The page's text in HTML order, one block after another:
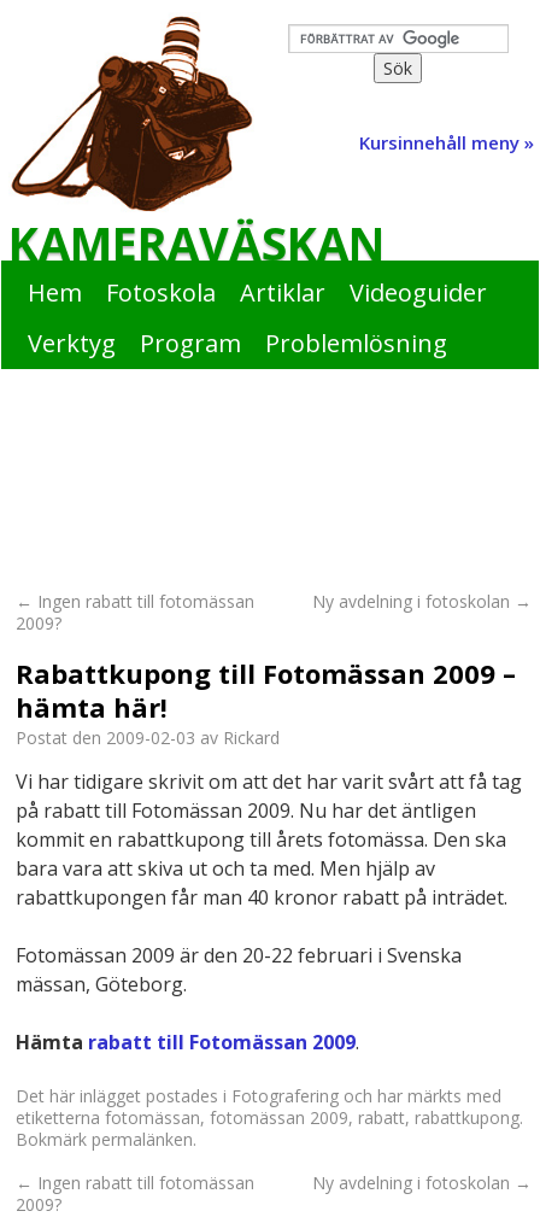
Kursinnehåll meny »
KAMERAVÄSKAN
Hem Fotoskola Artiklar
Videoguider
Verktyg
Program Problemlösning
← Ingen rabatt till fotomässan
2009?
Ny avdelning i fotoskolan →
Rabattkupong till Fotomässan 2009 –
hämta här!
Postat den 2009-02-03 av Rickard
Vi har tidigare skrivit om att det har varit svårt att få tag
på rabatt till Fotomässan 2009. Nu har det äntligen
kommit en rabattkupong till årets fotomässa. Den ska
bara vara att skiva ut och ta med. Men hjälp av
rabattkupongen får man 40 kronor rabatt på inträdet.
Fotomässan 2009 är den 20-22 februari i Svenska
mässan, Göteborg.
Hämta rabatt till Fotomässan 2009.
Det här inlägget postades i Fotograferingoch har märkts med
etiketterna fotomässan, fotomässan 2009, rabatt, rabattkupong.
Bokmärk permalänken.
← Ingen rabatt till fotomässan
2009?
Ny avdelning i fotoskolan →